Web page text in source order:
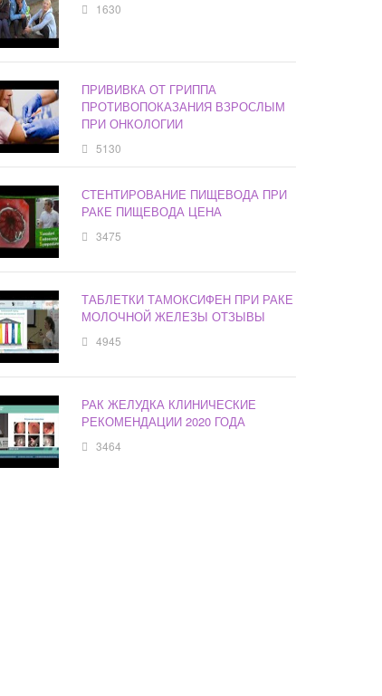
1630
ПРИВИВКА ОТ ГРИППА
ПРОТИВОПОКАЗАНИЯ ВЗРОСЛЫМ
ПРИ ОНКОЛОГИИ
5130
СТЕНТИРОВАНИЕ ПИЩЕВОДА ПРИ
РАКЕ ПИЩЕВОДА ЦЕНА
3475
ТАБЛЕТКИ ТАМОКСИФЕН ПРИ РАКЕ
МОЛОЧНОЙ ЖЕЛЕЗЫ ОТЗЫВЫ
4945
РАК ЖЕЛУДКА КЛИНИЧЕСКИЕ
РЕКОМЕНДАЦИИ 2020 ГОДА
3464